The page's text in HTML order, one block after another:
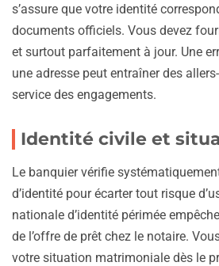
s’assure que votre identité
documents officiels. Vous devez
et surtout parfaitement à jour. Une
une adresse peut entraîner des
service des engagements.
Identité civile et
Le banquier vérifie
d’identité pour écarter tout risque
nationale d’identité périmée
de l’offre de prêt chez le notaire.
votre situation matrimoniale dès le